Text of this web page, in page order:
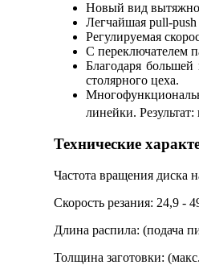
Новый вид
Легчайшая pull-push
Регулируемая
С переключателем
Благодаря
столярного цеха.
линейки.
Технические
Частота вращения диска
Cкорость резания: 24,9 -
Длина распила: (подача
Толщина заготовки: